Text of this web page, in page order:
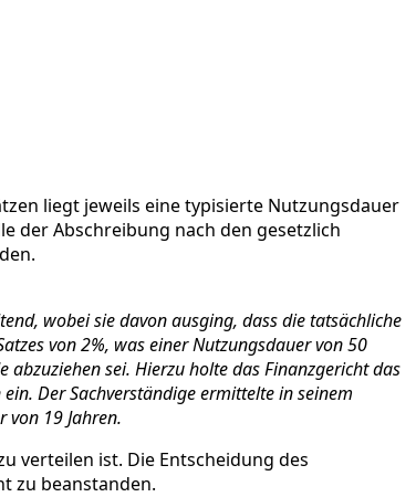
liegt jeweils eine typisierte Nutzungsdauer
der Abschreibung nach den gesetzlich
wobei sie davon ausging, dass die tatsächliche
von 2%, was einer Nutzungsdauer von 50
sei. Hierzu holte das Finanzgericht das
Der Sachverständige ermittelte in seinem
19 Jahren.
verteilen ist. Die Entscheidung des
zu beanstanden.